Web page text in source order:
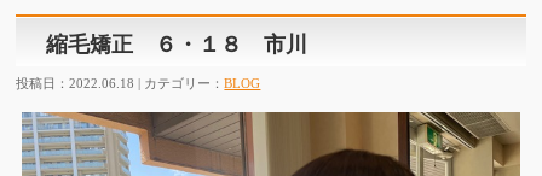
縮毛矯正 ６・１８ 市川
投稿日：2022.06.18 | カテゴリー：BLOG